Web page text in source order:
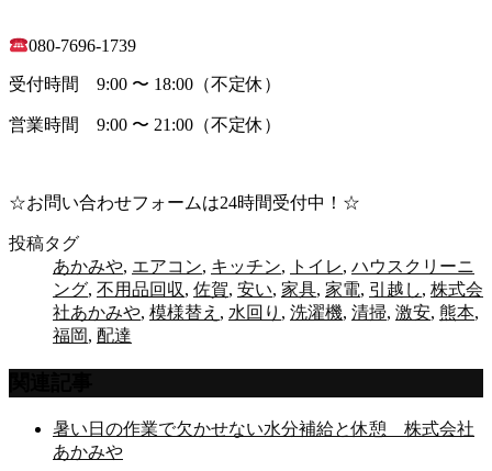
080-7696-1739
受付時間 9:00 〜 18:00（不定休）
営業時間 9:00 〜 21:00（不定休）
☆お問い合わせフォームは24時間受付中！☆
投稿タグ
あかみや, エアコン, キッチン, トイレ, ハウスクリーニ
ング, 不用品回収, 佐賀, 安い, 家具, 家電, 引越し, 株式会
社あかみや, 模様替え , 水回り , 洗濯機, 清掃, 激安, 熊本,
福岡, 配達
暑い日の作業で欠かせない水分補給と休憩 株式会社
あかみや